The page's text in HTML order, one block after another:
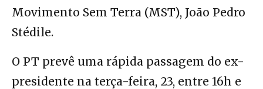
Movimento Sem Terra (MST), João Pedro
Stédile.
O PT prevê uma rápida passagem do ex-
presidente na terça-feira, 23, entre 16h e